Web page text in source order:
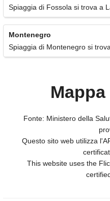
Spiaggia di Fossola si trova a
Montenegro
Spiaggia di Montenegro si
Fonte: Ministero della
Questo sito web utilizza
This website uses the